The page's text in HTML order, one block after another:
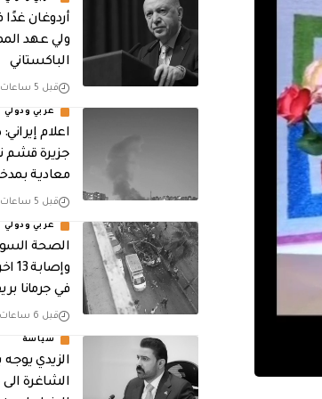
أردوغان
ولي عهد
الباكستاني
قبل 5 ساعات
عربي ودولي
اعلام
جزيرة قشم
معادية
قبل 5 ساعات
عربي ودولي
الصحة
في جرمانا
قبل 6 ساعات
سياسة
الزيدي يوجه
الشاغرة